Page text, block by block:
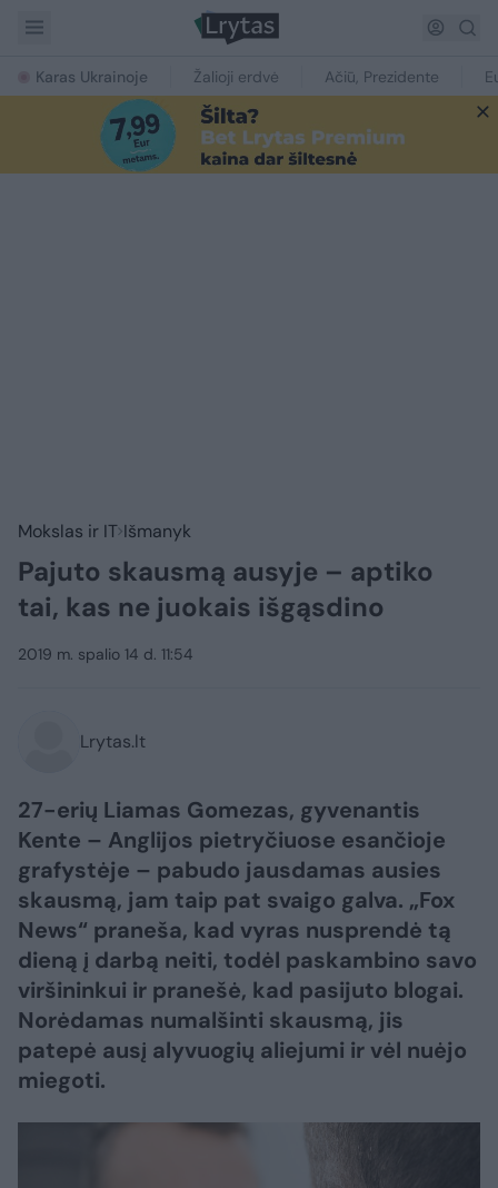
Karas Ukrainoje Žalioji erdvė Ačiū, Prezidente
Mokslas ir IT Išmanyk
Pajuto skausmą ausyje – aptiko
tai, kas ne juokais išgąsdino
2019 m. spalio 14 d. 11:54
Lrytas.lt
27-erių Liamas Gomezas, gyvenantis
Kente – Anglijos pietryčiuose esančioje
grafystėje – pabudo jausdamas ausies
skausmą, jam taip pat svaigo galva. „Fox
News“ praneša, kad vyras nusprendė tą
dieną į darbą neiti, todėl paskambino savo
viršininkui ir pranešė, kad pasijuto blogai.
Norėdamas numalšinti skausmą, jis
patepė ausį alyvuogių aliejumi ir vėl nuėjo
miegoti.